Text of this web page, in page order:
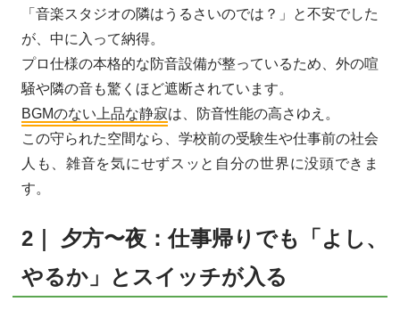
「音楽スタジオの隣はうるさいのでは？」と不安でした
が、中に入って納得。
プロ仕様の本格的な防音設備が整っているため、外の喧
騒や隣の音も驚くほど遮断されています。
BGMのない上品な静寂は、防音性能の高さゆえ。
この守られた空間なら、学校前の受験生や仕事前の社会
人も、雑音を気にせずスッと自分の世界に没頭できま
す。
2｜ 夕方〜夜：仕事帰りでも「よし、
やるか」とスイッチが入る